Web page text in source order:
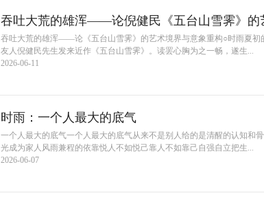
吞吐大荒的雄浑——论倪健民《五台山雪霁》的
吞吐大荒的雄浑——论《五台山雪霁》的艺术境界与意象重构○时雨夏初
友人倪健民先生发来近作《五台山雪霁》。读罢心胸为之一畅，遂生...
2026-06-11
时雨：一个人最大的底气
一个人最大的底气一个人最大的底气从来不是别人给的是清醒的认知和
光成为家人风雨兼程的依靠悦人不如悦己靠人不如靠己自强自立把生...
2026-06-07